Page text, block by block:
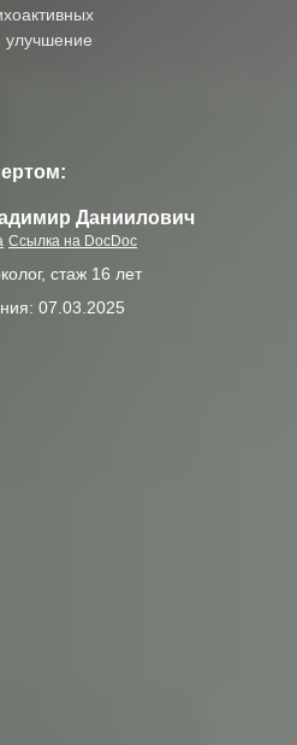
улучшение
Даниилович
Ссылка на DocDoc
стаж 16 лет
07.03.2025